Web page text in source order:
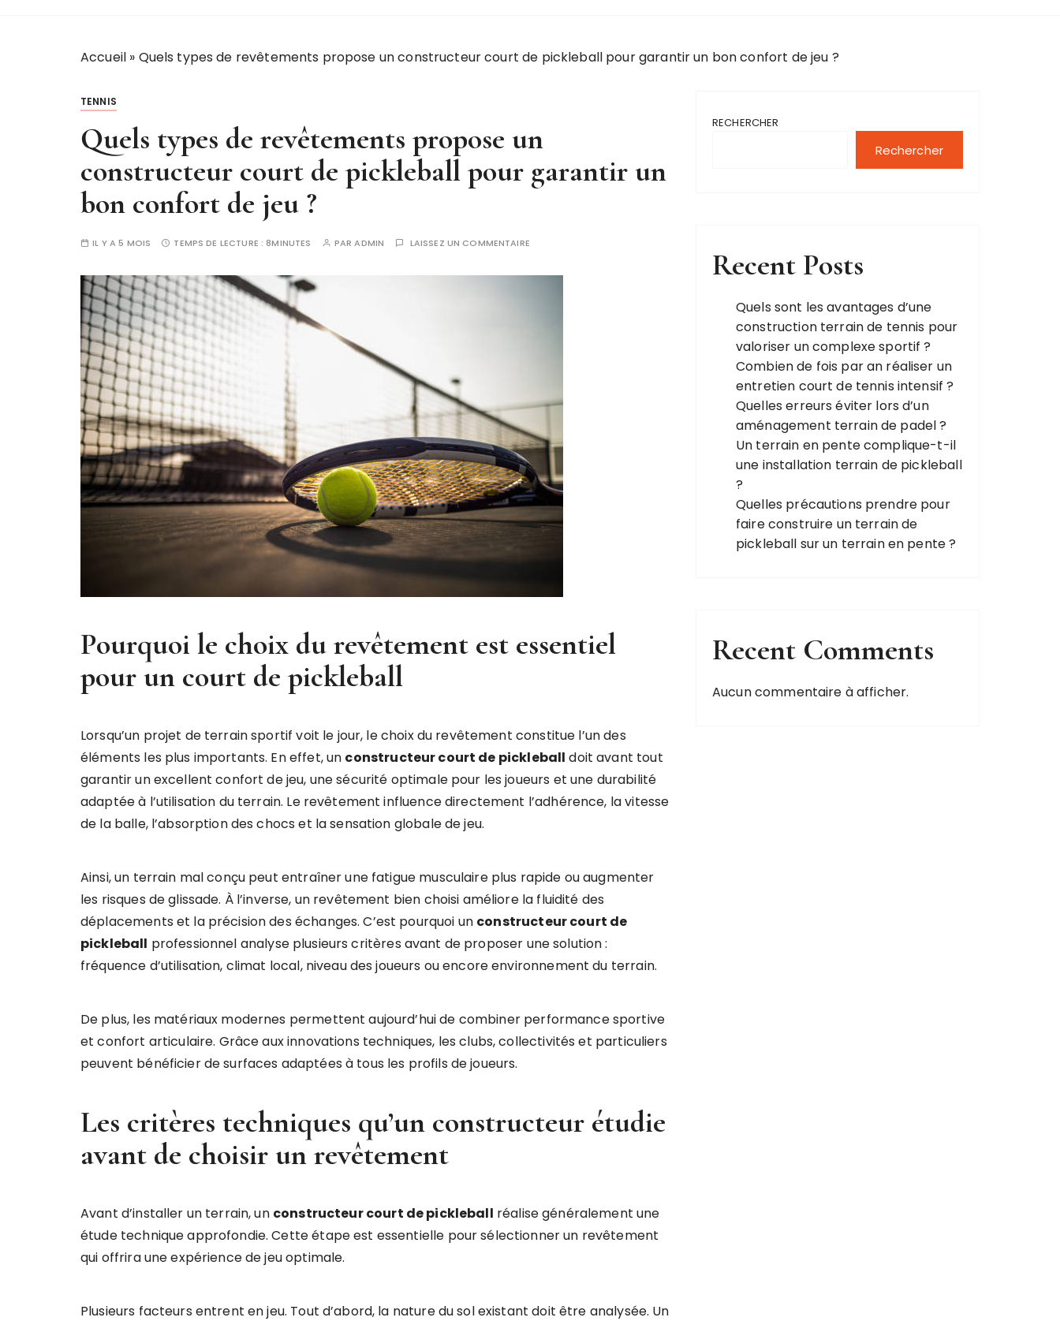
Accueil » Quels types de revêtements propose un constructeur court de pickleball pour garantir un bon confort de jeu ?
TENNIS
Quels types de revêtements propose un
constructeur court de pickleball pour garantir un
bon confort de jeu ?
IL Y A 5 MOIS TEMPS DE LECTURE :8MINUTES PARADMIN LAISSEZ UN COMMENTAIRE
Pourquoi le choix du revêtement est essentiel
pour un court de pickleball
Lorsqu’un projet de terrain sportif voit le jour, le choix du revêtement constitue l’un des
éléments les plus importants. En effet, un constructeur court de pickleball doit avant tout
garantir un excellent confort de jeu, une sécurité optimale pour les joueurs et une durabilité
adaptée à l’utilisation du terrain. Le revêtement influence directement l’adhérence, la vitesse
de la balle, l’absorption des chocs et la sensation globale de jeu.
Ainsi, un terrain mal conçu peut entraîner une fatigue musculaire plus rapide ou augmenter
les risques de glissade. À l’inverse, un revêtement bien choisi améliore la fluidité des
déplacements et la précision des échanges. C’est pourquoi un constructeur court de
pickleball professionnel analyse plusieurs critères avant de proposer une solution :
fréquence d’utilisation, climat local, niveau des joueurs ou encore environnement du terrain.
De plus, les matériaux modernes permettent aujourd’hui de combiner performance sportive
et confort articulaire. Grâce aux innovations techniques, les clubs, collectivités et particuliers
peuvent bénéficier de surfaces adaptées à tous les profils de joueurs.
Les critères techniques qu’un constructeur étudie
avant de choisir un revêtement
Avant d’installer un terrain, un constructeur court de pickleball réalise généralement une
étude technique approfondie. Cette étape est essentielle pour sélectionner un revêtement
qui offrira une expérience de jeu optimale.
Plusieurs facteurs entrent en jeu. Tout d’abord, la nature du sol existant doit être analysée. Un
RECHERCHER
Rechercher
Recent Posts
Quels sont les avantages d’une
construction terrain de tennis pour
valoriser un complexe sportif ?
Combien de fois par an réaliser un
entretien court de tennis intensif ?
Quelles erreurs éviter lors d’un
aménagement terrain de padel ?
Un terrain en pente complique-t-il
une installation terrain de pickleball
?
Quelles précautions prendre pour
faire construire un terrain de
pickleball sur un terrain en pente ?
Recent Comments
Aucun commentaire à afficher.